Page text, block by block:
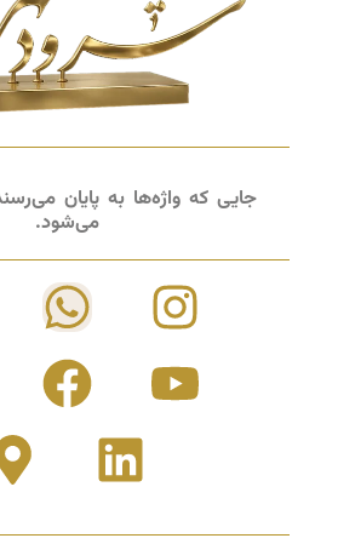
جایی که واژه‌ها به پایان
می‌شود.